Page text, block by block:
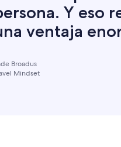
Y eso
ventaja
Broadus
Mindset